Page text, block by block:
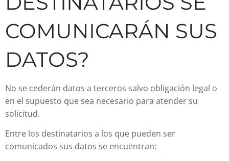
COMUNICARÁN SUS
DATOS?
No se cederán datos a terceros salvo obligación legal o
en el supuesto que sea necesario para atender su
solicitud.
Entre los destinatarios a los que pueden ser
comunicados sus datos se encuentran: